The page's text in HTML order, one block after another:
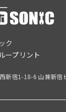
ク
ープリント
新宿1-18-6 山兼新宿